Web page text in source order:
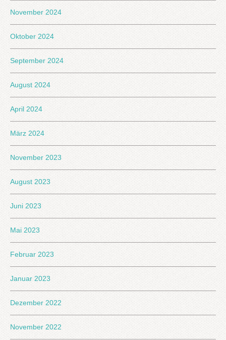
November 2024
Oktober 2024
September 2024
August 2024
April 2024
März 2024
November 2023
August 2023
Juni 2023
Mai 2023
Februar 2023
Januar 2023
Dezember 2022
November 2022